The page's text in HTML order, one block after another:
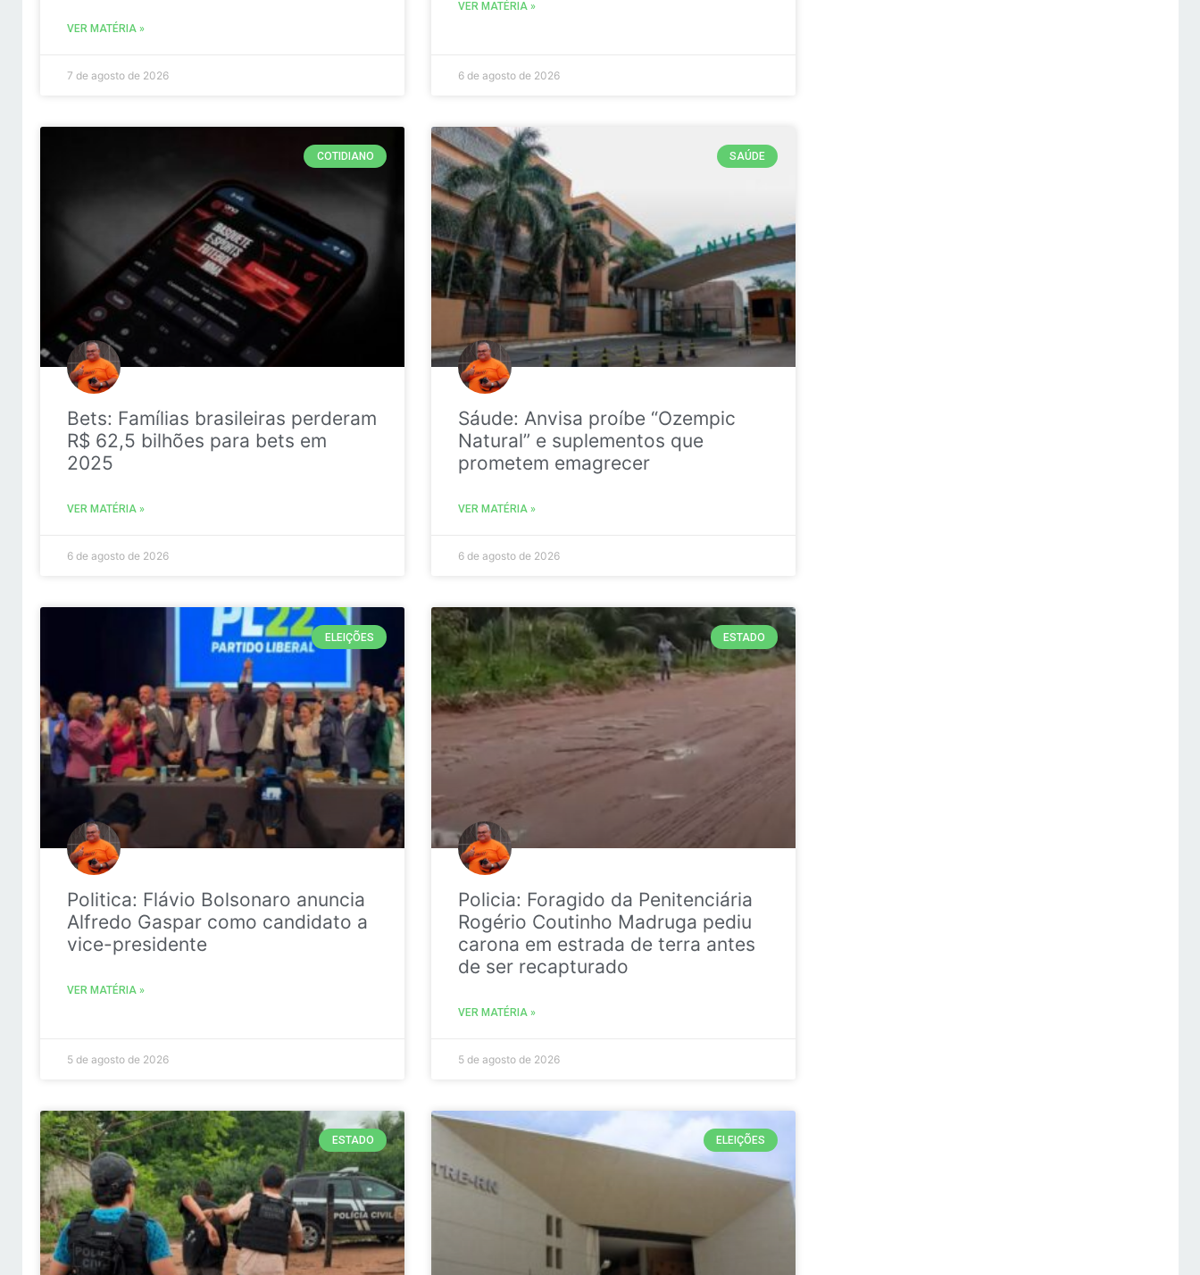
VER MATÉRIA »
7 de agosto de 2026
VER MATÉRIA »
6 de agosto de 2026
COTIDIANO
Bets: Famílias brasileiras perderam
R$ 62,5 bilhões para bets em
2025
VER MATÉRIA »
6 de agosto de 2026
SAÚDE
Sáude: Anvisa proíbe “Ozempic
Natural” e suplementos que
prometem emagrecer
VER MATÉRIA »
6 de agosto de 2026
ELEIÇÕES
Politica: Flávio Bolsonaro anuncia
Alfredo Gaspar como candidato a
vice-presidente
VER MATÉRIA »
5 de agosto de 2026
ESTADO
Policia: Foragido da Penitenciária
Rogério Coutinho Madruga pediu
carona em estrada de terra antes
de ser recapturado
VER MATÉRIA »
5 de agosto de 2026
ESTADO ELEIÇÕES